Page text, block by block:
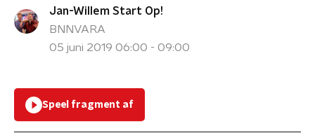
Jan-Willem Start Op!
BNNVARA
05 juni 2019 06:00 - 09:00
Speel fragment af